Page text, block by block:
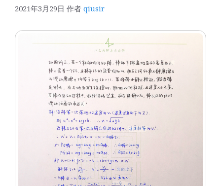
2021年3月29日 作者 qiusir